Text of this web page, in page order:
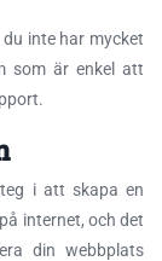
inte har mycket
som är enkel att
i att skapa en
internet, och det
din webbplats